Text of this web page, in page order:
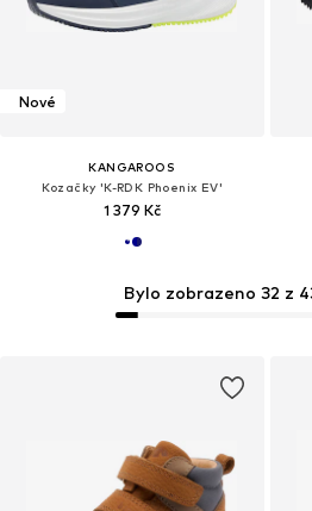
Nové
KANGAROOS
Kozačky 'K-RDK Phoenix EV'
1 379 Kč
Bylo zobrazeno 32 z